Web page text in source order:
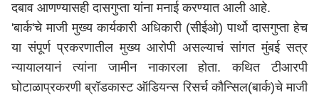
दबाव आणण्यासही दासगुप्ता यांना मनाई करण्यात आली आहे.
'बार्क'चे माजी मुख्य कार्यकारी अधिकारी (सीईओ) पार्थो दासगुप्ता हेच
या संपूर्ण प्रकरणातील मुख्य आरोपी असल्याचं सांगत मुंबई सत्र
न्यायालयानं त्यांना जामीन नाकारला होता. कथित टीआरपी
घोटाळाप्रकरणी ब्रॉडकास्ट ऑडियन्स रिसर्च कौन्सिल(बार्क)चे माजी